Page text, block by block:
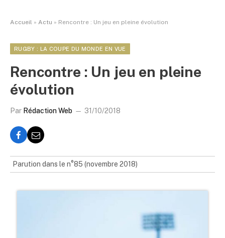
Accueil » Actu » Rencontre : Un jeu en pleine évolution
RUGBY : LA COUPE DU MONDE EN VUE
Rencontre : Un jeu en pleine
évolution
Par Rédaction Web 31/10/2018
Parution dans le n°85 (novembre 2018)